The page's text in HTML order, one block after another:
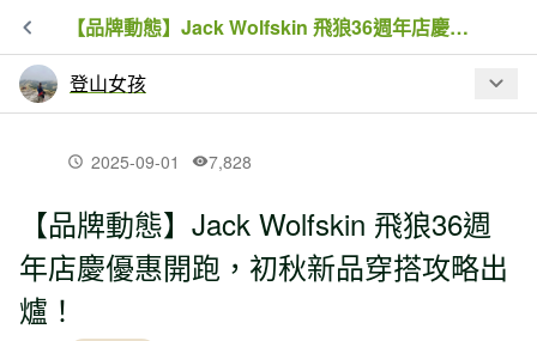
【品牌動態】Jack Wolfskin 飛狼36週年店慶優惠開跑，初秋新品穿搭攻略出爐！
登山女孩
最新文章
【品牌動態】體感直逼40度有解！
Columbia快乾涼感科技雙重防護接招艷
夏！
2025-09-01 7,828
【品牌動態】Jack Wolfskin 飛狼36週
年店慶優惠開跑，初秋新品穿搭攻略出
爐！